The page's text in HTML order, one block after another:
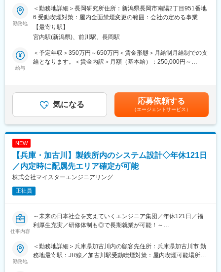
・平均勤続年数17年超、平均年齢40.5歳、離職率（自己都合）
1.6%と長期就労可能
・育児休暇は男性女性共に100%
・ホワイト500認定＆健康経営銘柄2024認定
・独身寮（借り上げ社宅）5,000円/月や保育所の併設、名古屋や
奈良への無料シャトルバス、社員食堂やトレーニングジム、完備
など、社員を大切にする仕組みあり
変更の範囲：会社の定める業務
■仕事内容
社内のIT環境を支える情報システム業務と、製造現場の設備や装
置に組み込むWindowsアプリケーションの開発・保守業務を担当
いただきます。
入社後は現担当者のサポート業務からスタートし、社内ITサポー
ト業務を行いながら、徐々にシステム開発・PC制御関連業務を習
得していただく予定です。
PCやシステムに関する問い合わせ対応
ユーザーアカウント・アクセス権限管理
サーバー・ネットワーク関連の運用サポート
【システム開発・PC制御業務】
検査装置向けWindowsアプリケーションの開発・改修
データロギングシステムの開発・改修
ソフトウェアの不具合対応・保守運用
技術製造部内の制御チームに所属し、周囲のメンバーと連携しな
がら業務を進めていただきます。
＜この仕事の魅力＞
◆社内SEだけでは終わらない、技術の幅を広げられる環境
勤務地
＜勤務地詳細＞長岡研究所住所：新潟県長岡市南陽2丁目951番地
6 受動喫煙対策：屋内全面禁煙変更の範囲：会社の定める事業所
（リモートワーク含む）
【最寄り駅】
宮内駅(新潟県)、前川駅、長岡駅
給与
＜予定年収＞350万円～650万円＜賃金形態＞月給制月給制での支
給となります。＜賃金内訳＞月額（基本給）：250,000円～
い。賃金はあくまでも目安の金額であり、選考を通じて上下する
可能性があります。月給(月額)は固定手当を含めた表記です。
気になる 応募依頼する
（エージェントサービス）
NEW
【兵庫・加古川】製鉄所内のシステム設計◇年休121日
／内定時に配属先エリア確定が可能
株式会社マイスターエンジニアリング
正社員
仕事内容
～未来の日本社会を支えていくエンジニア集団／年休121日／福
利厚生充実／研修体制も◎で長期就業が可能！～
■業務内容：製鉄所構内のコンピューターシステム更新における設
計・製作・テスト・現地調整業務や、既存ソフトの改造ならびに
既設影響調査、ハードウェアやネットワーク機器等の運用保守な
勤務地
＜勤務地詳細＞兵庫県加古川内の顧客先住所：兵庫県加古川市 勤
務地最寄駅：JR線／加古川駅受動喫煙対策：屋内喫煙可能場所あ